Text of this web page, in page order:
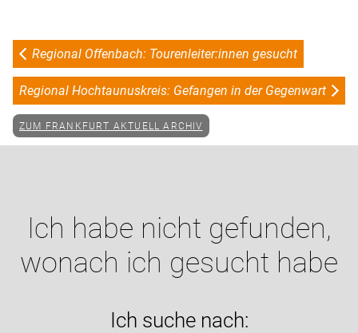
Regional Offenbach: Tourenleiter:innen gesucht
Regional Hochtaunuskreis: Gefangen in der Gegenwart
ZUM FRANKFURT AKTUELL ARCHIV
Ich habe nicht gefunden,
wonach ich gesucht habe
Ich suche nach: